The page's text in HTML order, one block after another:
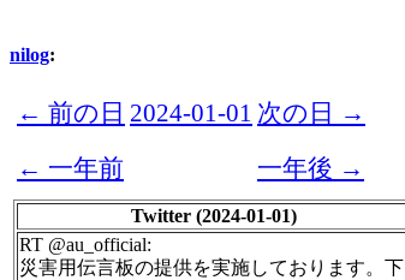
nilog:
← 前の日 2024-01-01 次の日 →
← 一年前
一年後 →
Twitter (2024-01-01)
RT @au_official:
災害用伝言板の提供を実施しております。下